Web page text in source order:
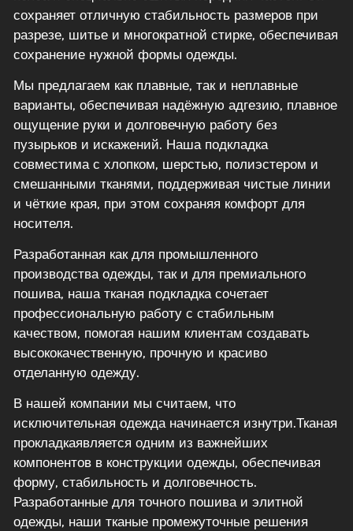
сохраняет отличную стабильность размеров при
разрезе, шитье и многократной стирке, обеспечивая
сохранение нужной формы одежды.
Мы предлагаем как плавные, так и неплавные
варианты, обеспечивая надёжную адгезию, плавное
ощущение руки и долговечную работу без
пузырьков и искажений. Наша подкладка
совместима с хлопком, шерстью, полиэстером и
смешанными тканями, поддерживая чистые линии
и чёткие края, при этом сохраняя комфорт для
носителя.
Разработанная как для промышленного
производства одежды, так и для премиального
пошива, наша тканая подкладка сочетает
профессиональную работу с стабильным
качеством, помогая нашим клиентам создавать
высококачественную, прочную и красиво
отделанную одежду.
В нашей компании мы считаем, что
исключительная одежда начинается изнутри.Тканая
прокладкаявляется одним из важнейших
компонентов в конструкции одежды, обеспечивая
форму, стабильность и долговечность.
Разработанные для точного пошива и элитной
одежды, наши тканые промежуточные решения